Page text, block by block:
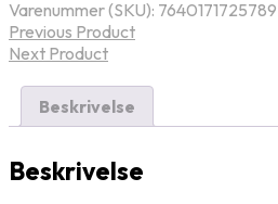
Varenummer (SKU): 7640171725789
Previous Product
Next Product
Beskrivelse
Beskrivelse